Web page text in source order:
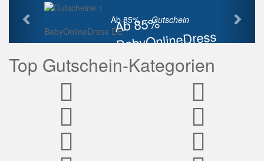
Ab 85%
BabyOnlineDress
Rabatt
Ab 85% ...Gutschein
BabyOnlineDress DE
Top Gutschein-Kategorien